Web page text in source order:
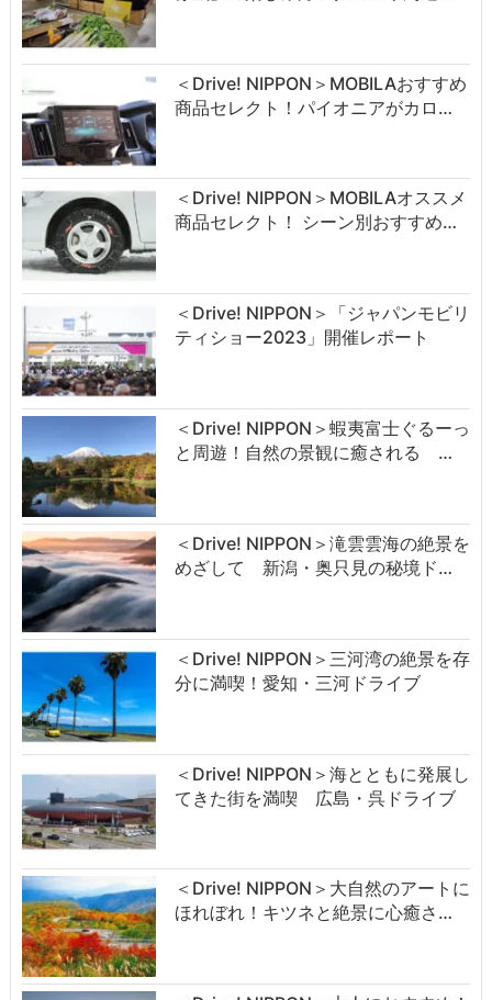
＜Drive! NIPPON＞MOBILAおすすめ
商品セレクト！パイオニアがカロ…
＜Drive! NIPPON＞MOBILAオススメ
商品セレクト！ シーン別おすすめ…
＜Drive! NIPPON＞「ジャパンモビリ
ティショー2023」開催レポート
＜Drive! NIPPON＞蝦夷富士ぐるーっ
と周遊！自然の景観に癒される …
＜Drive! NIPPON＞滝雲雲海の絶景を
めざして 新潟・奥只見の秘境ド…
＜Drive! NIPPON＞三河湾の絶景を存
分に満喫！愛知・三河ドライブ
＜Drive! NIPPON＞海とともに発展し
てきた街を満喫 広島・呉ドライブ
＜Drive! NIPPON＞大自然のアートに
ほれぼれ！キツネと絶景に心癒さ…